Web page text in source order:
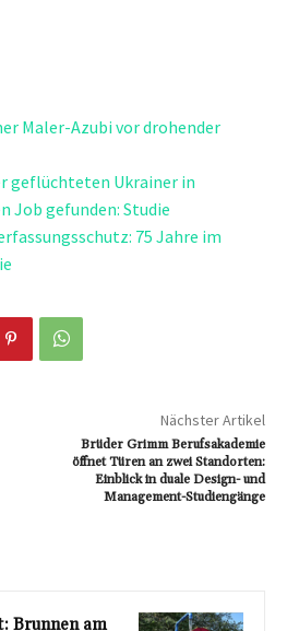
Maler-Azubi vor drohender
geflüchteten Ukrainer in
Job gefunden: Studie
75 Jahre im
Nächster Artikel
Brüder Grimm Berufsakademie
öffnet Türen an zwei Standorten:
Einblick in duale Design- und
Management-Studiengänge
Brunnen am